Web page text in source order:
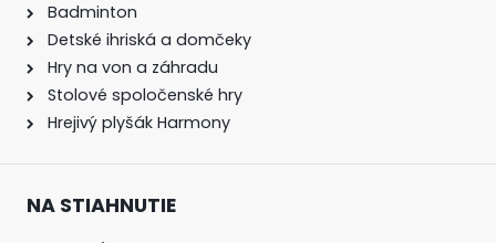
Badminton
Detské ihriská a domčeky
Hry na von a záhradu
Stolové spoločenské hry
Hrejivý plyšák Harmony
NA STIAHNUTIE